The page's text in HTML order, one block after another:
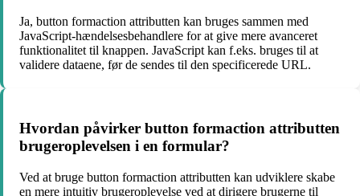
Ja, button formaction attributten kan bruges sammen med
JavaScript-hændelsesbehandlere for at give mere avanceret
funktionalitet til knappen. JavaScript kan f.eks. bruges til at
validere dataene, før de sendes til den specificerede URL.
Hvordan påvirker button formaction attributten
brugeroplevelsen i en formular?
Ved at bruge button formaction attributten kan udviklere skabe
en mere intuitiv brugeroplevelse ved at dirigere brugerne til